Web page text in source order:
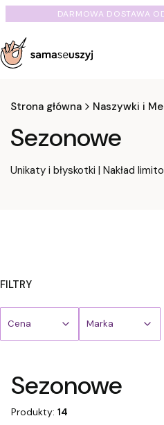
DARMOWA DOSTAWA
Strona główna Naszywki i
Sezonowe
Unikaty i błyskotki | Nakład
FILTRY
Cena Marka
Sezonowe
Produkty: 14